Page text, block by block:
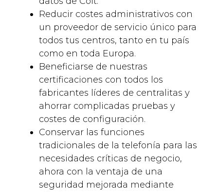
Reducir costes administrativos con
un proveedor de servicio único para
todos tus centros, tanto en tu país
como en toda Europa.
Beneficiarse de nuestras
certificaciones con todos los
fabricantes líderes de centralitas y
ahorrar complicadas pruebas y
costes de configuración.
Conservar las funciones
tradicionales de la telefonía para las
necesidades críticas de negocio,
ahora con la ventaja de una
seguridad mejorada mediante